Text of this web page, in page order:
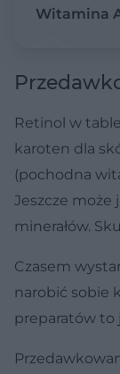
Witamina
Retinol w
karoten dla
(pochodna
Jeszcze może
minerałów.
Czasem
narobić sobie
preparatów to